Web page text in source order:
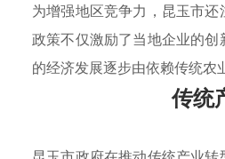
为增强地区竞争力，昆玉市
政策不仅激励了当地企业的
的经济发展逐步由依赖传统
传统